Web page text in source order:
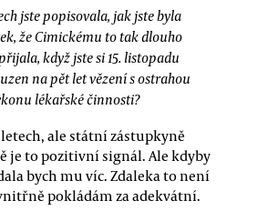
jste popisovala, jak jste byla
že Cimickému to tak dlouho
když jste si 15. listopadu
na pět let vězení s ostrahou
lékařské činnosti?
ale státní zástupkyně
je to pozitivní signál. Ale kdyby
bych mu víc. Zdaleka to není
pokládám za adekvátní.